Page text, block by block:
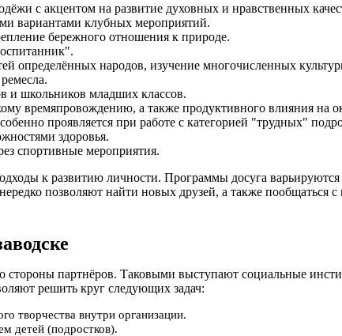
с акцентом на развитие духовных и нравственных
вариантами клубных мероприятий.
бережного отношения к природе.
определённых народов, изучение многочисленных
и школьников младших классов.
времяпровождению, а также продуктивного влияния на
проявляется при работе с категорией "трудных"
здоровья.
спортивные мероприятия.
к развитию личности. Программы досуга варьируются
позволяют найти новых друзей, а также пообщаться с
стороны партнёров. Таковыми выступают социальные
решить круг следующих задач:
творчества внутри организации.
детей (подростков).